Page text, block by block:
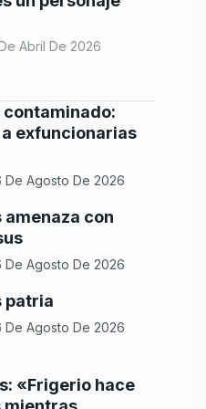
Abril De 2026
contaminado:
exfuncionarias
De Agosto De 2026
amenaza con
De Agosto De 2026
patria
De Agosto De 2026
«Frigerio hace